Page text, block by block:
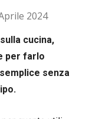
2024
cucina,
per farlo
senza